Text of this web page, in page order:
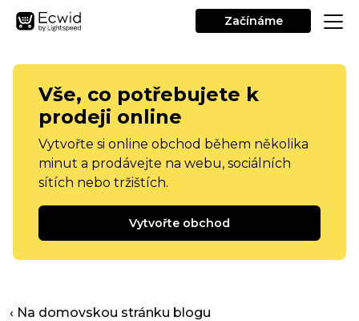
Začínáme
Vše, co potřebujete k
prodeji online
Vytvořte si online obchod během několika
minut a prodávejte na webu, sociálních
sítích nebo tržištích.
Vytvořte obchod
‹ Na domovskou stránku blogu